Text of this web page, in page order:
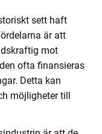
sett haft
är att
mot
ofta finansieras
Detta kan
möjligheter till